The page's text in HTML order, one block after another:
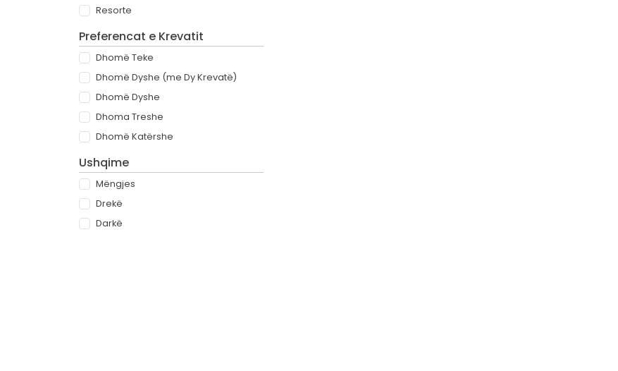
Resorte
Preferencat e Krevatit
Dhomë Teke
Dhomë Dyshe (me Dy Krevatë)
Dhomë Dyshe
Dhoma Treshe
Dhomë Katërshe
Ushqime
Mëngjes
Drekë
Darkë